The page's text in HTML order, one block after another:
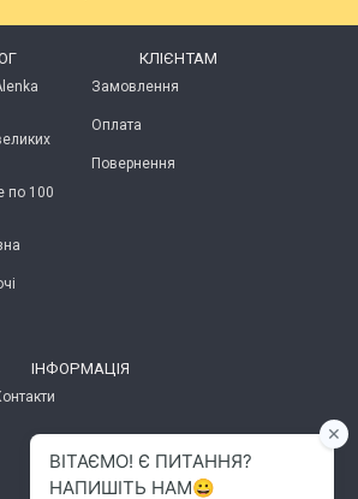
по 100
КЛІЄНТАМ
Замовлення
Оплата
Повернення
ІНФОРМАЦІЯ